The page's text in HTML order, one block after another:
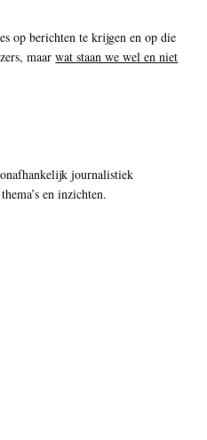
op berichten te krijgen en op die
maarwat staan we wel en niet
journalistiek
en inzichten.